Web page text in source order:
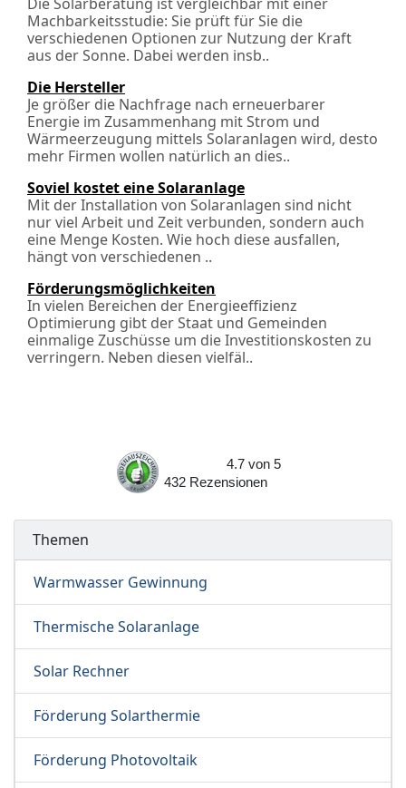
Machbarkeitsstudie: Sie prüft für Sie die
verschiedenen Optionen zur Nutzung der Kraft
aus der Sonne. Dabei werden ins­b..
Die Hersteller
Je größer die Nachfrage nach erneuerbarer
Energie im Zusammenhang mit Strom und
Wärmeerzeugung mittels Solaranlagen wird, desto
mehr Firmen wollen natürlich an dies..
Soviel kostet eine Solaranlage
Mit der Installation von Solaranlagen sind nicht
nur viel Arbeit und Zeit verbunden, sondern auch
eine Menge Kosten. Wie hoch diese ausfallen,
hängt von verschiedenen ..
Förderungs­möglichkeiten
In vielen Bereichen der Energieeffizienz
Optimierung gibt der Staat und Gemeinden
einmalige Zuschüsse um die Investitionskosten zu
verringern. Neben diesen vielfäl..
4.7 von 5
432
Rezensionen
Themen
Warmwasser Gewinnung
Thermische Solaranlage
Solar Rechner
Förderung Solarthermie
Förderung Photovoltaik